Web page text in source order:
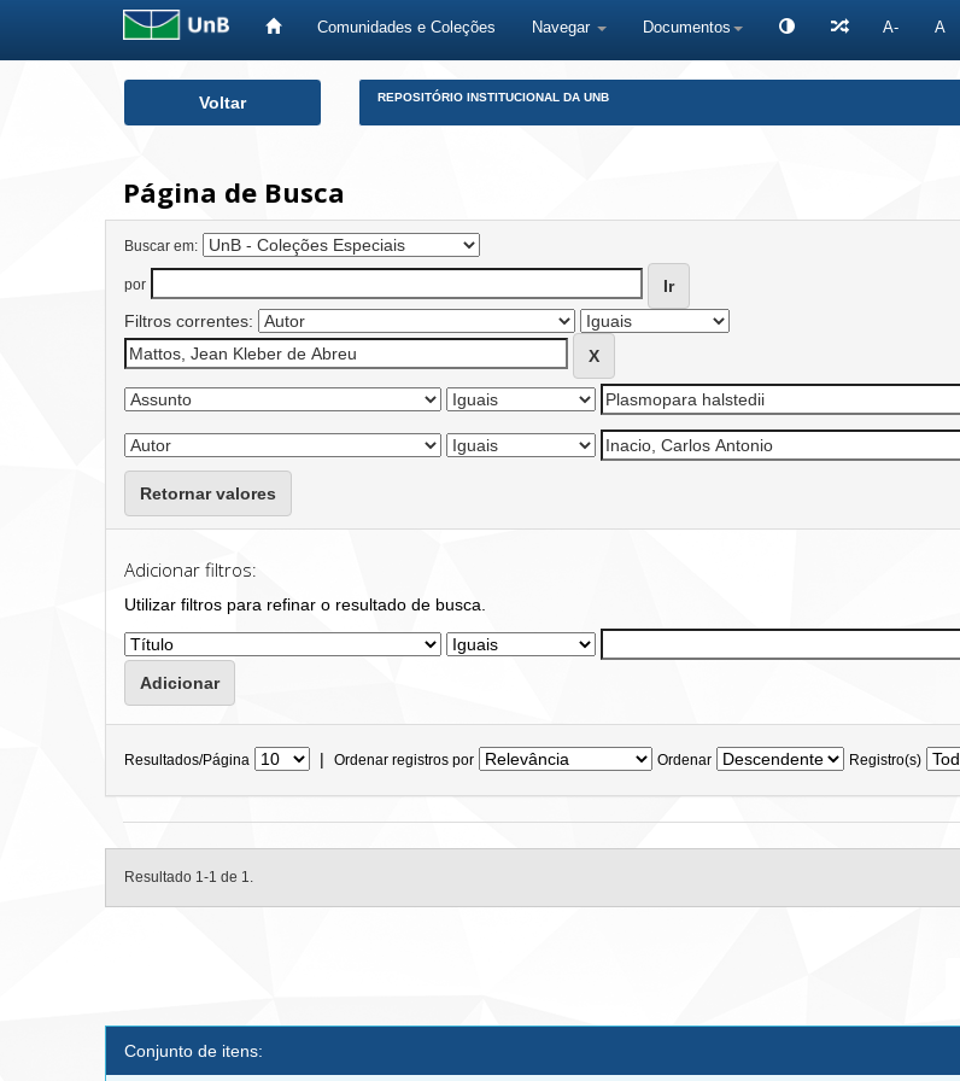
Comunidades e Coleções Navegar Documentos A- A
Voltar REPOSITÓRIO INSTITUCIONAL DA UNB
Página de Busca
Buscar em:
por
Filtros correntes:
Retornar valores
Adicionar filtros:
Utilizar filtros para refinar o resultado de busca.
Resultados/Página | Ordenar registros por Ordenar Registro(s)
Resultado 1-1 de 1.
Conjunto de itens: